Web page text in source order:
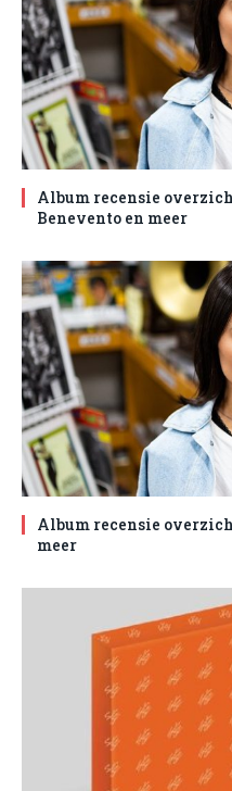
Album recensie
Benevento en meer
Album recensie
meer